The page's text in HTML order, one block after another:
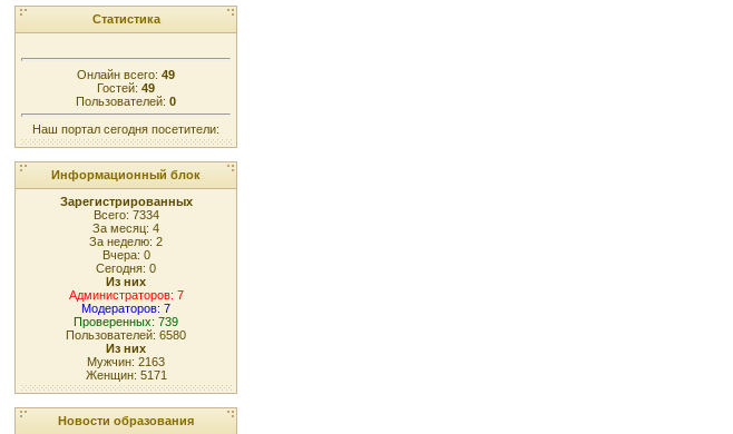
Статистика
Онлайн всего: 49
Гостей: 49
Пользователей: 0
Наш портал сегодня посетители:
Информационный блок
Зарегистрированных
Всего: 7334
За месяц: 4
За неделю: 2
Вчера: 0
Сегодня: 0
Из них
Администраторов: 7
Модераторов: 7
Проверенных: 739
Пользователей: 6580
Из них
Мужчин: 2163
Женщин: 5171
Новости образования